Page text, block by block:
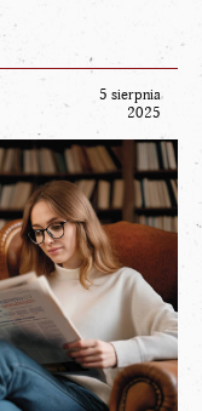
5 sierpnia
2025